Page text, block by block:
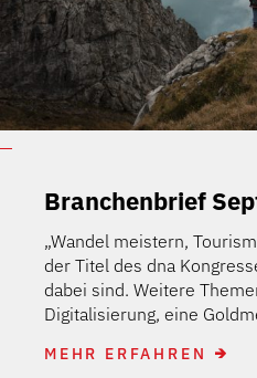
Branchenbrief
„Wandel meistern,
der Titel des dna
dabei sind. Weitere
Digitalisierung, eine
MEHR ERFAHREN